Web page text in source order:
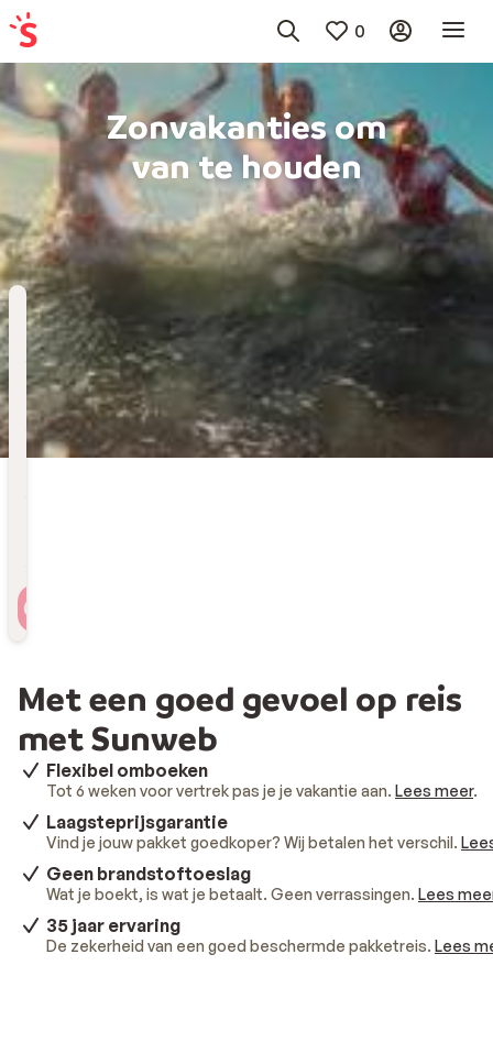
0
Zonvakanties om
van te houden
Bestemming
Kies bestemming
Wanneer
Vertrekdatum
Hoelang
Met een goed gevoel op reis
met Sunweb
Flexibel omboeken
Tot 6 weken voor vertrek pas je je vakantie aan. Lees meer.
Laagsteprijsgarantie
Vind je jouw pakket goedkoper? Wij betalen het verschil.
Geen brandstoftoeslag
Wat je boekt, is wat je betaalt. Geen verrassingen. Lees
35 jaar ervaring
De zekerheid van een goed beschermde pakketreis. Lees